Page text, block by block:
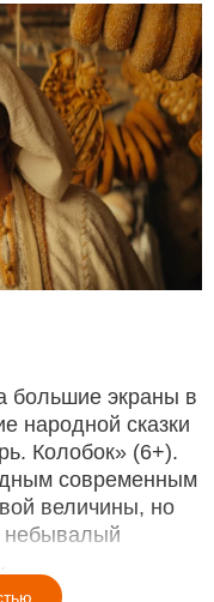
большие экраны в
народной сказки
Колобок» (6+).
современным
величины, но
небывалый